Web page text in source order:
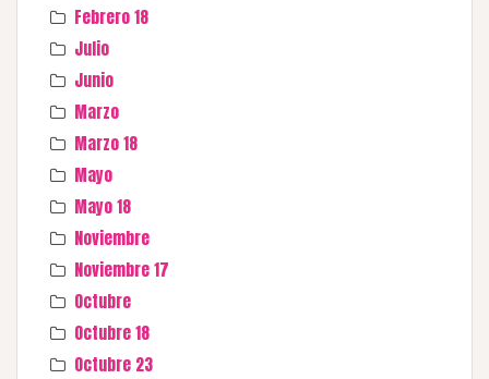
Febrero 18
Julio
Junio
Marzo
Marzo 18
Mayo
Mayo 18
Noviembre
Noviembre 17
Octubre
Octubre 18
Octubre 23